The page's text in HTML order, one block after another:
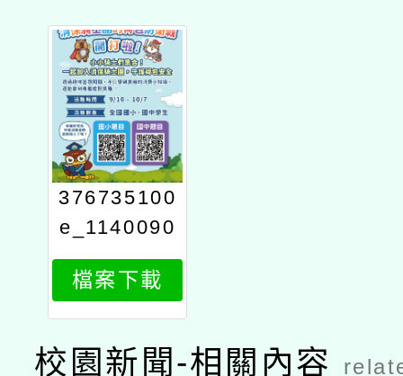
376735100
e_1140090
289_attach
1
檔案下載
校園新聞-相關內容